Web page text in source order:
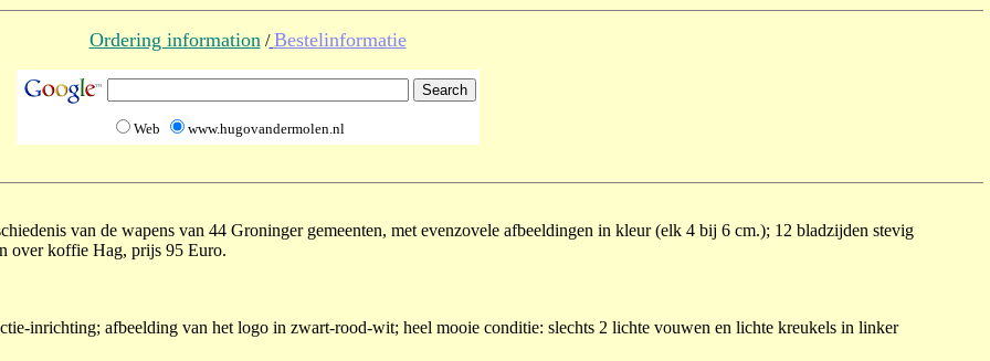
Ordering information / Bestelinformatie
Web www.hugovandermolen.nl
van de wapens van 44 Groninger gemeenten, met evenzovele afbeeldingen in kleur (elk 4 bij 6 cm.); 12 bladzijden stevig
over koffie Hag, prijs 95 Euro.
inrichting; afbeelding van het logo in zwart-rood-wit; heel mooie conditie: slechts 2 lichte vouwen en lichte kreukels in linker